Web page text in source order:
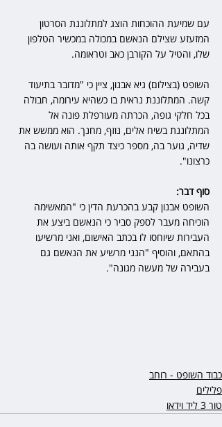
עם שמיעת ההוכחות הוצג למתלוננת הסרטון
המזעזע שצילם הנאשם במכולה במכשיר הטלפון
שלו, והטיל על הקורבן כאב וטראומה.
השופט (בצילום) גיא אבנון, ציין כי "מדובר בתיעוד
קשה. המתלוננת נראית בו כשהיא עירומה, חבולה
בכל חלקי גופה, הכרתה מעורפלת פונה אל
המתלוננת בשיח אלים, נוזף, מחנך. הוא ממשש את
שדיה, גוער בה, מספר כיצד תקף אותה ועושה בה
כרצונו".
סוף דבר:
השופט אבנון קבע בהכרעת הדין כי "המאשימה
הוכיחה מעבר לספק סביר כי הנאשם ביצע את
העבירות שיוחסו לו בכתב האישום, ואני מרשיעו
בהתאם, והוסיף "הנני מרשיע את הנאשם גם
בעבירה של מעשה מגונה".
כבוד השופט - רוחב
פלילים
טור 3 ליד וידאו